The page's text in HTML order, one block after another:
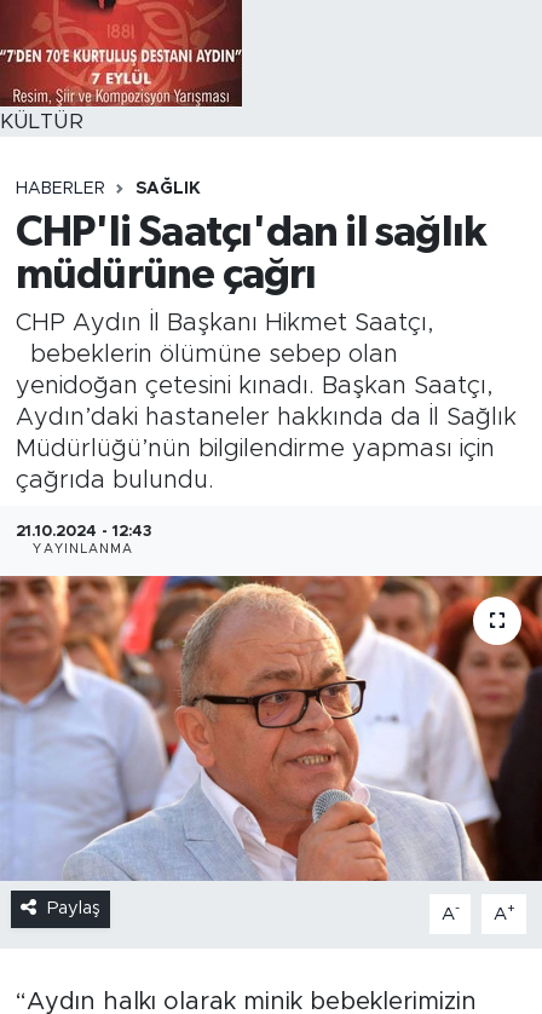
KÜLTÜR
HABERLER SAĞLIK
CHP'li Saatçı'dan il sağlık
müdürüne çağrı
CHP Aydın İl Başkanı Hikmet Saatçı,
bebeklerin ölümüne sebep olan
yenidoğan çetesini kınadı. Başkan Saatçı,
Aydın’daki hastaneler hakkında da İl Sağlık
Müdürlüğü’nün bilgilendirme yapması için
çağrıda bulundu.
21.10.2024 - 12:43
YAYINLANMA
Paylaş A- A+
“Aydın halkı olarak minik bebeklerimizin